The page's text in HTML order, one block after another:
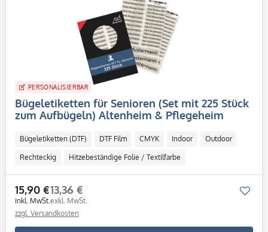
PERSONALISIERBAR
Bügeletiketten für Senioren (Set mit 225 Stück
zum Aufbügeln) Altenheim & Pflegeheim
Bügeletiketten (DTF) DTF Film CMYK Indoor Outdoor
Rechteckig Hitzebeständige Folie / Textilfarbe
15,90 €
inkl. MwSt.
13,36 €
exkl. MwSt.
zzgl. Versandkosten